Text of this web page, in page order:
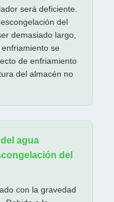
será deficiente.
del
demasiado largo,
se
de enfriamiento
del almacén no
agua
del
con la gravedad